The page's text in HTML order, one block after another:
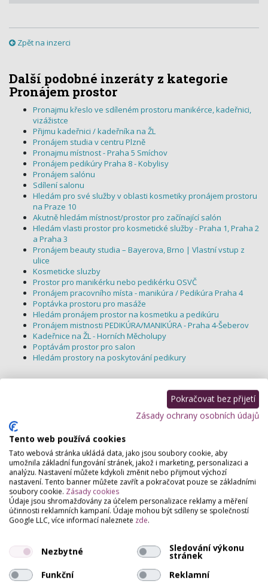
Zpět na inzerci
Další podobné inzeráty z kategorie
Pronájem prostor
Pronajmu křeslo ve sdíleném prostoru manikérce, kadeřnici,
vizážistce
Přijmu kadeřnici / kadeřníka na ŽL
Pronájem studia v centru Plzně
Pronajmu místnost - Praha 5 Smíchov
Pronájem pedikúry Praha 8 - Kobylisy
Pronájem salónu
Sdílení salonu
Hledám pro své služby v oblasti kosmetiky pronájem prostoru
na Praze 10
Akutně hledám místnost/prostor pro začínající salón
Hledám vlasti prostor pro kosmetické služby - Praha 1, Praha 2
a Praha 3
Pronájem beauty studia – Bayerova, Brno | Vlastní vstup z
ulice
Kosmeticke sluzby
Prostor pro manikérku nebo pedikérku OSVČ
Pronájem pracovního místa - manikúra / Pedikúra Praha 4
Poptávka prostoru pro masáže
Hledám pronájem prostor na kosmetiku a pedikúru
Pronájem mistnosti PEDIKÚRA/MANIKÚRA - Praha 4-Šeberov
Kadeřnice na ŽL - Horních Měcholupy
Poptávám prostor pro salon
Hledám prostory na poskytování pedikury
Pokračovat bez přijetí
Zásady ochrany osobních údajů
Tento web používá cookies
Tato webová stránka ukládá data, jako jsou soubory cookie, aby
umožnila základní fungování stránek, jakož i marketing, personalizaci a
analýzu. Nastavení můžete kdykoli změnit nebo přijmout výchozí
nastavení. Tento banner můžete zavřít a pokračovat pouze se základními
soubory cookie. Zásady cookies
Údaje jsou shromažďovány za účelem personalizace reklamy a měření
účinnosti reklamních kampaní. Údaje mohou být sdíleny se společností
Google LLC, více informací naleznete zde.
Nezbytné Sledování výkonu
stránek
Funkční
Reklamní